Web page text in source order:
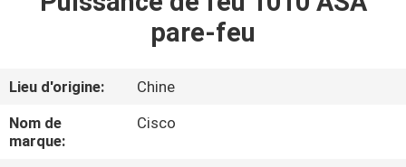
PRODUITS
VIDÉOS
pare-feu
Lieu d'origine:
Chine
Nom de
marque:
Cisco